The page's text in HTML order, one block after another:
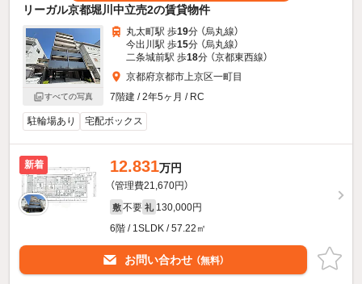
リーガル京都堀川中立売2の賃貸物件
すべての写真
丸太町駅 歩19分 （烏丸線）
今出川駅 歩15分 （烏丸線）
二条城前駅 歩18分 （京都東西線）
京都府京都市上京区一町目
7階建 / 2年5ヶ月 / RC
駐輪場あり 宅配ボックス
新着 12.831万円
（管理費21,670円）
敷 不要 礼 130,000円
6階 / 1SLDK / 57.22㎡
お問い合わせ （無料）